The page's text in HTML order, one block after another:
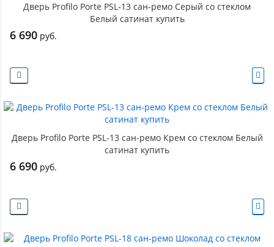
Дверь Profilo Porte PSL-13 сан-ремо Серый со стеклом
Белый сатинат купить
6 690 руб.
Дверь Profilo Porte PSL-13 сан-ремо Крем со стеклом Белый
сатинат купить
6 690 руб.